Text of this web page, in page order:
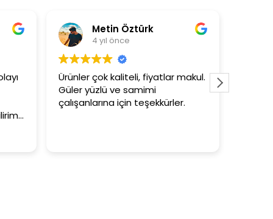
Metin Öztürk
4 yıl önce
Ürünler çok kaliteli, fiyatlar makul.
Güler yüzlü ve samimi
çalışanlarına için teşekkürler.
3+1 evin
tutar